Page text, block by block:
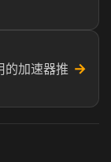
的加速器推 →